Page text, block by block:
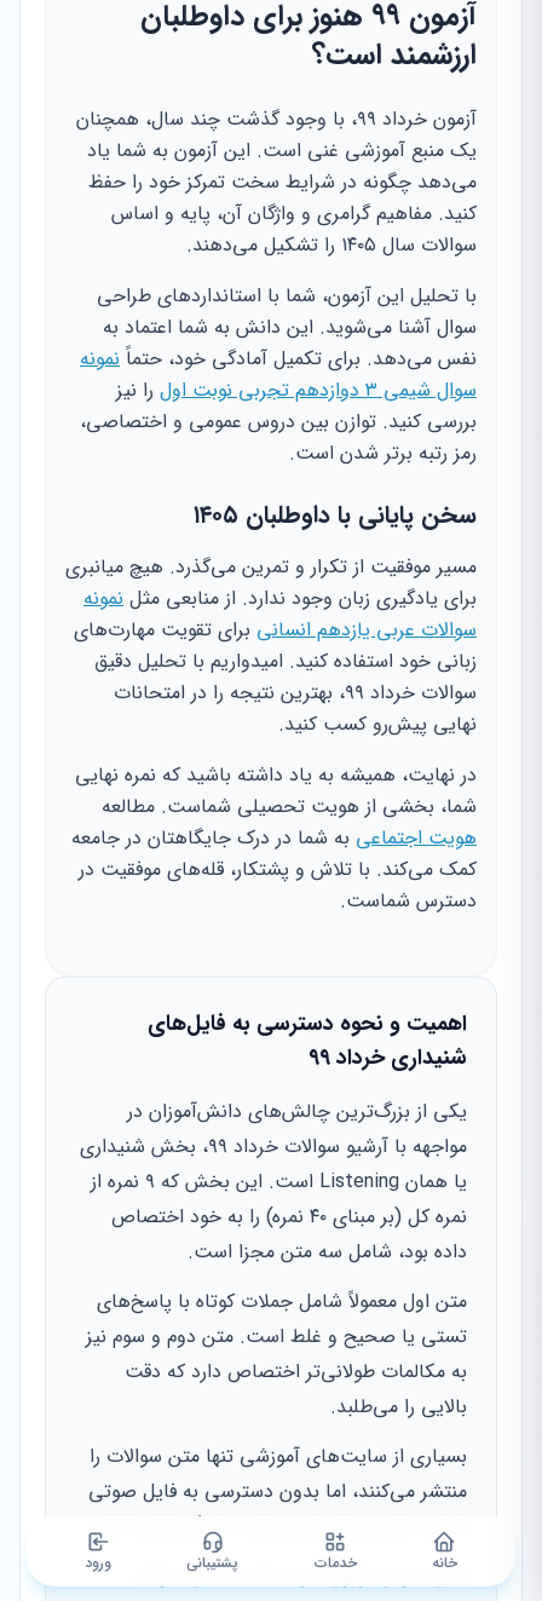
آزمون ۹۹ هنوز برای داوطلبان
ارزشمند است؟
آزمون خرداد ۹۹، با وجود گذشت چند سال، همچنان
یک منبع آموزشی غنی است. این آزمون به شما یاد
می‌دهد چگونه در شرایط سخت تمرکز خود را حفظ
کنید. مفاهیم گرامری و واژگان آن، پایه و اساس
سوالات سال ۱۴۰۵ را تشکیل می‌دهند.
با تحلیل این آزمون، شما با استانداردهای طراحی
سوال آشنا می‌شوید. این دانش به شما اعتماد به
نفس می‌دهد. برای تکمیل آمادگی خود، حتماً نمونه
سوال شیمی ۳ دوازدهم تجربی نوبت اول
را نیز
بررسی کنید. توازن بین دروس عمومی و اختصاصی،
رمز رتبه برتر شدن است.
سخن پایانی با داوطلبان ۱۴۰۵
مسیر موفقیت از تکرار و تمرین می‌گذرد. هیچ میانبری
برای یادگیری زبان وجود ندارد. از منابعی مثل نمونه
سوالات عربی یازدهم انسانی برای تقویت مهارت‌های
زبانی خود استفاده کنید. امیدواریم با تحلیل دقیق
سوالات خرداد ۹۹، بهترین نتیجه را در امتحانات
نهایی پیش‌رو کسب کنید.
در نهایت، همیشه به یاد داشته باشید که نمره نهایی
شما، بخشی از هویت تحصیلی شماست. مطالعه
هویت اجتماعی به شما در درک جایگاهتان در جامعه
کمک می‌کند. با تلاش و پشتکار، قله‌های موفقیت در
دسترس شماست.
اهمیت و نحوه دسترسی به فایل‌های
شنیداری خرداد ۹۹
یکی از بزرگ‌ترین چالش‌های دانش‌آموزان در
مواجهه با آرشیو سوالات خرداد ۹۹، بخش شنیداری
یا همان Listening است. این بخش که ۹ نمره از
نمره کل (بر مبنای ۴۰ نمره) را به خود اختصاص
داده بود، شامل سه متن مجزا است.
متن اول معمولاً شامل جملات کوتاه با پاسخ‌های
تستی یا صحیح و غلط است. متن دوم و سوم نیز
به مکالمات طولانی‌تر اختصاص دارد که دقت
بالایی را می‌طلبد.
بسیاری از سایت‌های آموزشی تنها متن سوالات را
منتشر می‌کنند، اما بدون دسترسی به فایل صوتی
اصلی، تمرین روی این سوالات عملاً بی‌فایده است.
فایل صوتی آزمون خرداد ۹۹ به دلیل شرایط
خانه خدمات پشتیبانی ورود